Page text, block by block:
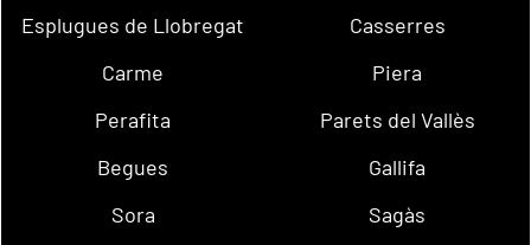
Esplugues de Llobregat
Casserres
Carme
Piera
Perafita
Parets del Vallès
Begues
Gallifa
Sora
Sagàs